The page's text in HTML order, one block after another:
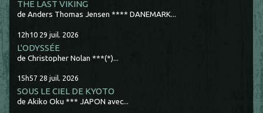
THE LAST VIKING
de Anders Thomas Jensen **** DANEMARK...
12h10 29 juil. 2026
L'ODYSSÉE
de Christopher Nolan ***(*)...
15h57 28 juil. 2026
SOUS LE CIEL DE KYOTO
de Akiko Oku *** JAPON avec...